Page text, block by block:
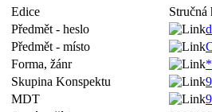
Edice
Stručná
Předmět - heslo
Předmět - místo
Forma, žánr
Skupina Konspektu
MDT